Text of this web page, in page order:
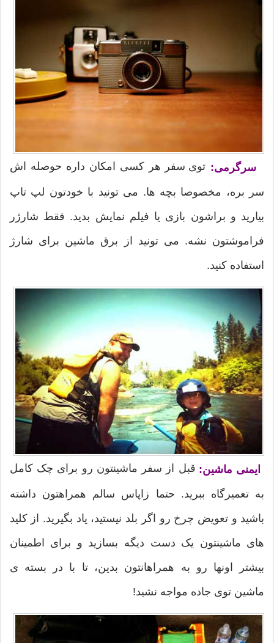
سرگرمی: توی سفر هر کسی امکان داره حوصله اش
سر بره، مخصوصا بچه ها. می تونید با خودتون لپ تاپ
بیارید و براشون بازی یا فیلم نمایش بدید. فقط شارژر
فراموشتون نشه. می تونید از برق ماشین برای شارژ
استفاده کنید.
ایمنی ماشین: قبل از سفر ماشینتون رو برای چک کامل
به تعمیرگاه ببرید. حتما زاپاس سالم همراهتون داشته
باشید و تعویض چرخ رو اگر بلد نیستید، یاد بگیرید. از کلید
های ماشینتون یک دست دیگه بسازید و برای اطمینان
بیشتر اونها رو به همراهانتون بدین، تا با در بسته ی
ماشین توی جاده مواجه نشید!